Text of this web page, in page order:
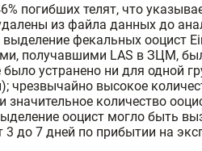
погибших телят, что
из файла данных до
выделение фекальных
получавшими LAS в ЗЦМ,
устранено ни для одной
чрезвычайно высокое
количество
ооцист могло быть
3 до 7 дней по прибытии на